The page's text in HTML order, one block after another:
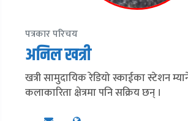
पत्रकार परिचय
अनिल खत्री
खत्री सामुदायिक रेडियो स्काईका स्टेशन
कलाकारिता क्षेत्रमा पनि सक्रिय छन् ।